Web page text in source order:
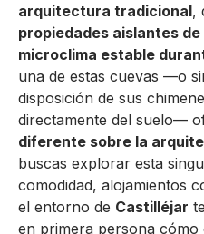
arquitectura tradicional,
propiedades aislantes
microclima estable
una de estas cuevas —o
disposición de sus
directamente del suelo—
diferente sobre la
buscas explorar esta
comodidad, alojamientos
el entorno de Castilléjar
en primera persona